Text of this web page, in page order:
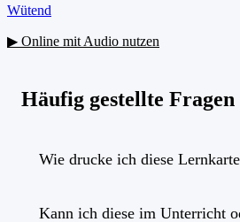
Wütend
▶ Online mit Audio nutzen
Häufig gestellte Fragen
Wie drucke ich diese
Kann ich diese im Unterricht